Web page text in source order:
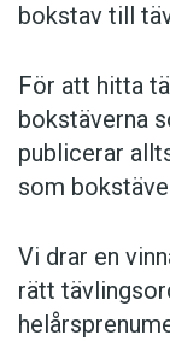
bokstav till
För att hitta
bokstäverna
publicerar
som
Vi drar en
rätt